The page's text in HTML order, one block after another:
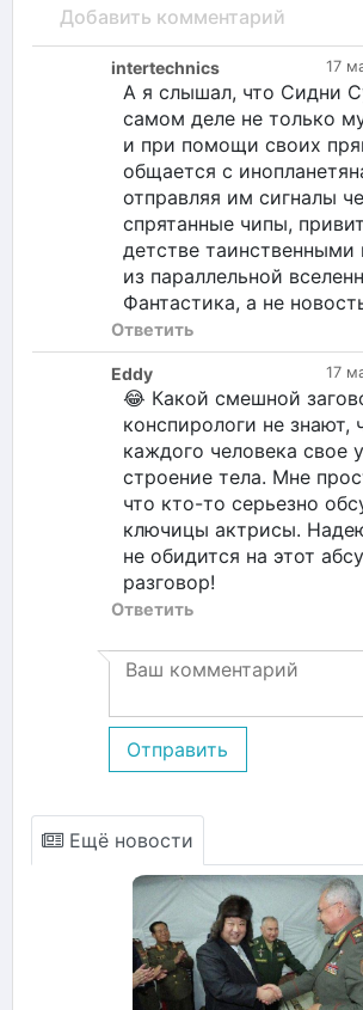
Добавить комментарий
17
intertechnics
А я слышал, что Сидни
самом деле не только
и при помощи своих
общается с
отправляя им сигналы
спрятанные чипы,
детстве
из параллельной
Фантастика, а не
Ответить
17
Eddy
😂 Какой смешной
конспирологи не знают,
каждого человека свое
строение тела. Мне
что кто-то серьезно
ключицы актрисы.
не обидится на этот
разговор!
Ответить
Отправить
Ещё новости